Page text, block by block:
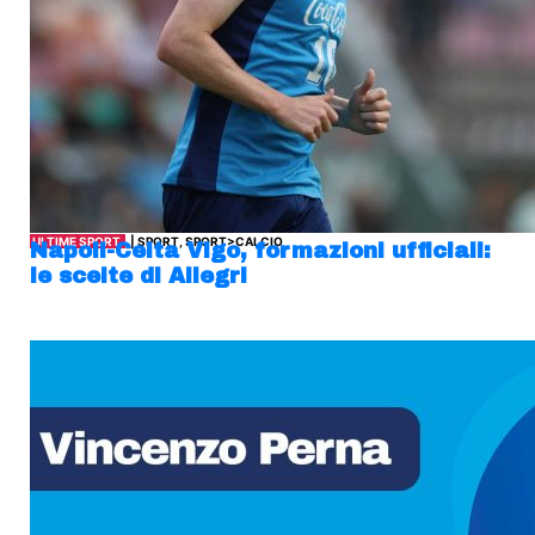
ULTIME SPORT| SPORT, SPORT>CALCIO
Napoli-Celta Vigo, formazioni ufficiali:
le scelte di Allegri